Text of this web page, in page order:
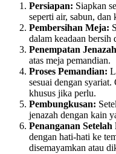
Persiapan: Siapkan
seperti air, sabun,
Pembersihan Meja:
dalam keadaan bersih
Penempatan
atas meja pemandian.
Proses Pemandian:
sesuai dengan
khusus jika perlu.
Pembungkusan:
jenazah dengan kain
Penanganan Setelah
dengan hati-hati ke
disemayamkan atau